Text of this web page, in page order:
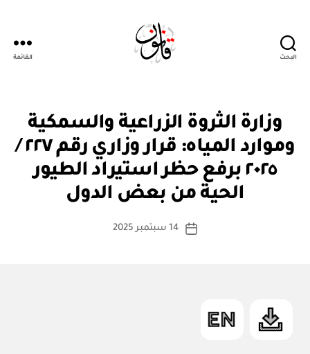
البحث القائمة
التصنيفات
ار
و
وزارة الثروة الزراعية والسمكية
وموارد المياه: قرار وزاري رقم ٢٢٧ /
٢٠٢٥ برفع حظر استيراد الطيور
الحية من بعض الدول
كاتب
بو
س
ة
تاريخ
14 سبتمبر 2025